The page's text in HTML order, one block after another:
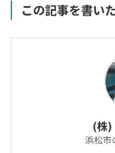
この記事を書い
(株)
浜松市